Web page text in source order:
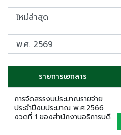
รายการเอกสาร
การจัดสรรงบประมาณรายจ่าย
ประจำปีงบประมาณ พ.ศ.2566
งวดที่ 1 ของสำนักงานอธิการบดี